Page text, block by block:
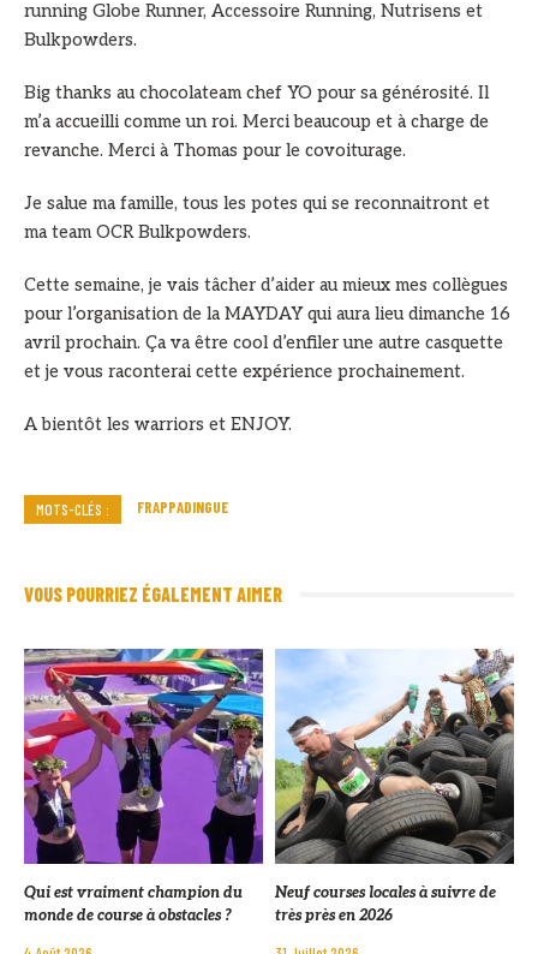
running Globe Runner, Accessoire Running, Nutrisens et
Bulkpowders.
Big thanks au chocolateam chef YO pour sa générosité. Il
m’a accueilli comme un roi. Merci beaucoup et à charge de
revanche. Merci à Thomas pour le covoiturage.
Je salue ma famille, tous les potes qui se reconnaitront et
ma team OCR Bulkpowders.
Cette semaine, je vais tâcher d’aider au mieux mes collègues
pour l’organisation de la MAYDAY qui aura lieu dimanche 16
avril prochain. Ça va être cool d’enfiler une autre casquette
et je vous raconterai cette expérience prochainement.
A bientôt les warriors et ENJOY.
MOTS-CLÉS : FRAPPADINGUE
VOUS POURRIEZ ÉGALEMENT AIMER
Qui est vraiment champion du
monde de course à obstacles ?
Neuf courses locales à suivre de
très près en 2026